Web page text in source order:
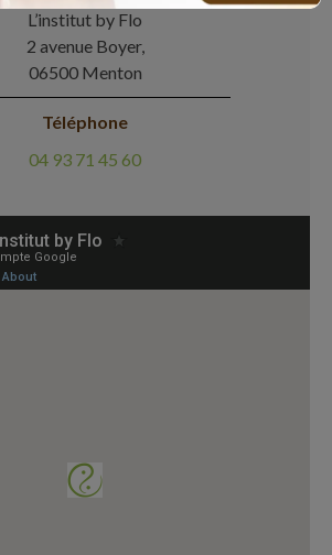
L’institut by Flo
2 avenue Boyer,
06500 Menton
Téléphone
04 93 71 45 60